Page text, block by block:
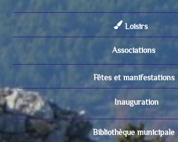
Loisirs
Associations
Fêtes et manifestations
Inauguration
Bibliothèque municipale